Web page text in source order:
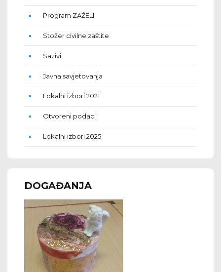
Program ZAŽELI
Stožer civilne zaštite
Sazivi
Javna savjetovanja
Lokalni izbori 2021
Otvoreni podaci
Lokalni izbori 2025
DOGAĐANJA